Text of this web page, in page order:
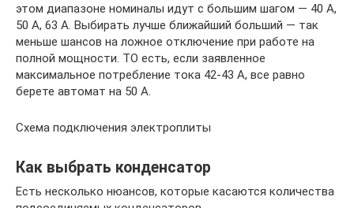
этом диапазоне номиналы идут с большим шагом — 40 А,
50 А, 63 А. Выбирать лучше ближайший больший — так
меньше шансов на ложное отключение при работе на
полной мощности. ТО есть, если заявленное
максимальное потребление тока 42-43 А, все равно
берете автомат на 50 А.
Схема подключения электроплиты
Как выбрать конденсатор
Есть несколько нюансов, которые касаются количества